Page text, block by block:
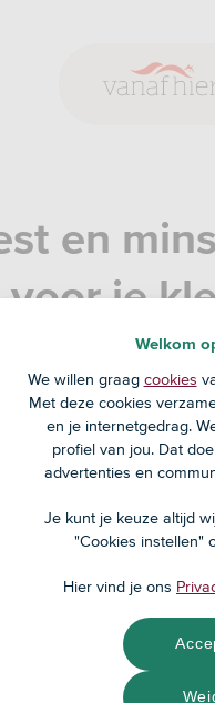
en
je
Welkom
We willen graag cookies
Met deze cookies
en je internetgedrag.
profiel van jou. Dat
advertenties en
Je kunt je keuze altijd
"Cookies instellen"
Hier vind je ons